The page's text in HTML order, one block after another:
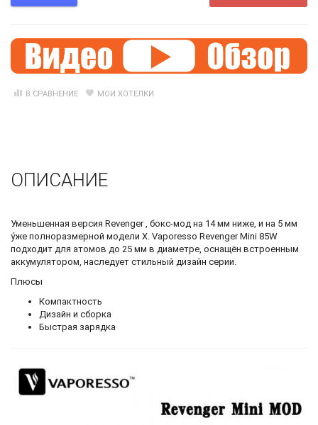
В СРАВНЕНИЕ МОИ ХОТЕЛКИ
ОПИСАНИЕ
Уменьшенная версия Revenger , бокс-мод на 14 мм ниже, и на 5 мм
у́же полноразмерной модели X. Vaporesso Revenger Mini 85W
подходит для атомов до 25 мм в диаметре, оснащён встроенным
аккумулятором, наследует стильный дизайн серии.
Плюсы
Компактность
Дизайн и сборка
Быстрая зарядка